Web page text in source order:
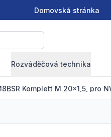
Domovská stránka
Rozváděčová technika
Komplett M 20x1,5, pro